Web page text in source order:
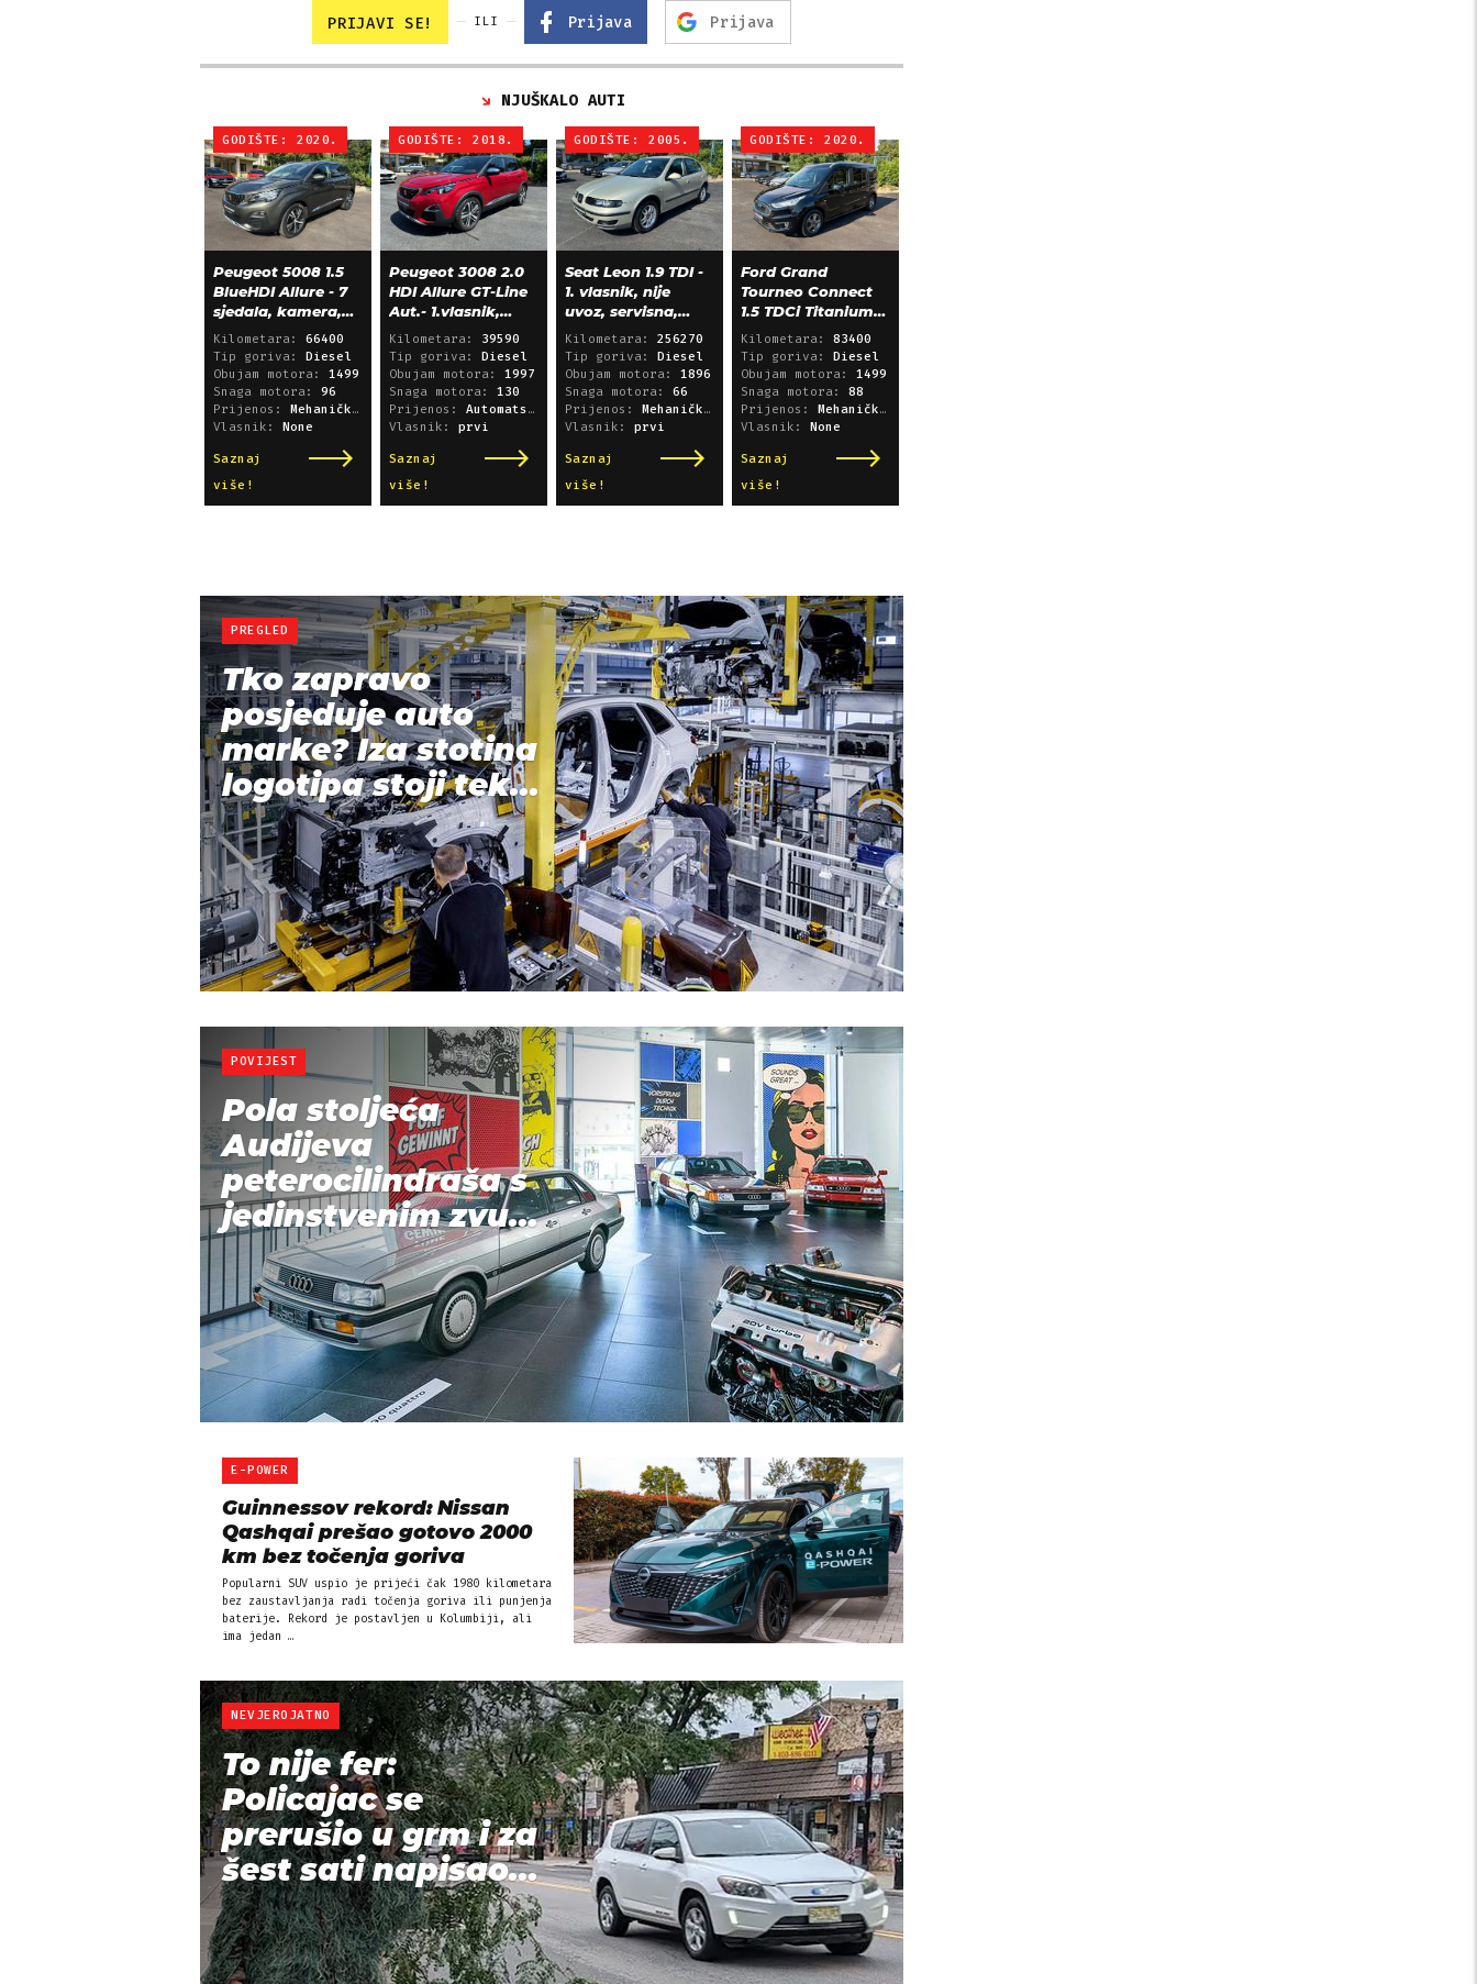
PRIJAVI SE! ILI Prijava Prijava
NJUŠKALO AUTI
GODIŠTE: 2020.
Peugeot 5008 1.5
BlueHDI Allure - 7
sjedala, kamera,
alu 18, 66.000 km
Kilometara: 66400
Tip goriva:
Diesel
Obujam motora: 1499
Snaga motora: 96
Prijenos:
Mehanički mjenjač
Vlasnik:
None
Saznaj
više!
GODIŠTE: 2020.
Ford Grand
Tourneo Connect
1.5 TDCi Titanium
L2 - panorama,
navigacija
Kilometara: 83400
Tip goriva:
Diesel
Obujam motora: 1499
Snaga motora: 88
Prijenos:
Mehanički mjenjač
Vlasnik:
None
Saznaj
više!
GODIŠTE: 2018.
Peugeot 3008 2.0
HDI Allure GT-Line
Aut.- 1.vlasnik,
39.600 km!
Kilometara: 39590
Tip goriva:
Diesel
Obujam motora: 1997
Snaga motora: 130
Prijenos: Automatski sekvencijski
Vlasnik: prvi
Saznaj
više!
GODIŠTE: 2005.
Seat Leon 1.9 TDI -
1. vlasnik, nije
uvoz, servisna,
klima, alu 15"
Kilometara: 256270
Tip goriva:
Diesel
Obujam motora: 1896
Snaga motora: 66
Prijenos:
Mehanički mjenjač
Vlasnik: prvi
Saznaj
više!
PREGLED
Tko zapravo
posjeduje auto
marke? Iza stotina
logotipa stoji tek...
POVIJEST
Pola stoljeća
Audijeva
peterocilindraša s
jedinstvenim zvu...
E-POWER
Guinnessov rekord: Nissan
Qashqai prešao gotovo 2000
km bez točenja goriva
Popularni SUV uspio je prijeći čak 1980 kilometara
bez zaustavljanja radi točenja goriva ili punjenja
baterije. Rekord je postavljen u Kolumbiji, ali
ima jedan …
NEVJEROJATNO
To nije fer:
Policajac se
prerušio u grm i za
šest sati napisao...